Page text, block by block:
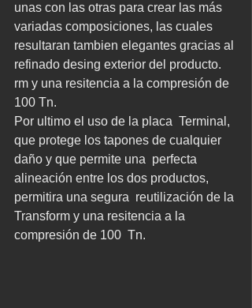
unas con las otras para crear las más
variadas composiciones, las cuales
resultaran tambien elegantes gracias al
refinado desing exterior del producto.
rm y una resitencia a la compresión de
100 Tn.
Por ultimo el uso de la placa  Terminal,
que protege los tapones de cualquier
daño y que permite una  perfecta
alineación entre los dos productos,
permitira una segura  reutilización de la
Transform y una resitencia a la
compresión de 100  Tn.